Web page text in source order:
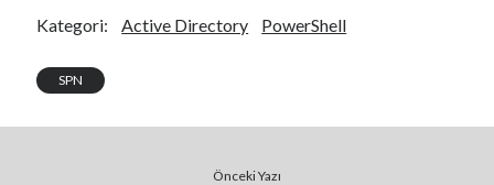
Kategori: Active Directory PowerShell
SPN
Önceki Yazı